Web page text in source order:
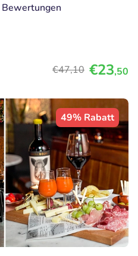
€47,10 €23,50
49% Rabatt